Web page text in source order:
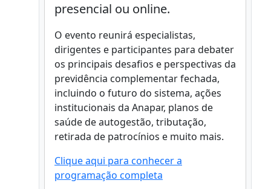
presencial ou online.
O evento reunirá especialistas,
dirigentes e participantes para debater
os principais desafios e perspectivas da
previdência complementar fechada,
incluindo o futuro do sistema, ações
institucionais da Anapar, planos de
saúde de autogestão, tributação,
retirada de patrocínios e muito mais.
Clique aqui para conhecer a
programação completa